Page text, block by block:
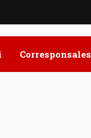
Corresponsales